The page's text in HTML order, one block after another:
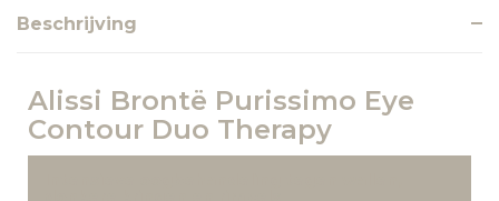
Beschrijving
Alissi Brontë Purissimo Eye
Contour Duo Therapy